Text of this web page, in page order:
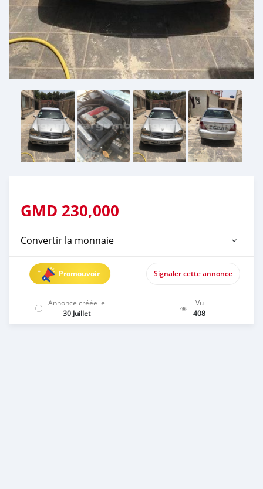
GMD 230,000
Convertir la monnaie
Promouvoir Signaler cette annonce
Annonce créée le
30 Juillet
Vu
408